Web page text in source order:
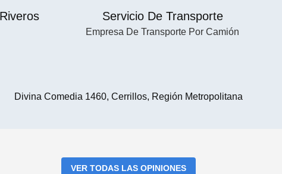
Servicio De Transporte
Empresa De Transporte Por Camión
Divina Comedia 1460, Cerrillos, Región Metropolitana
VER TODAS LAS OPINIONES